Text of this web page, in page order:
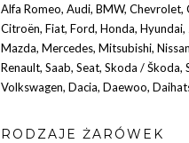
Alfa Romeo, Audi, BMW, Chevrolet,
Citroën, Fiat, Ford, Honda, Hyundai,
Mazda, Mercedes, Mitsubishi, Nissan
Renault, Saab, Seat, Skoda / Škoda,
Volkswagen, Dacia, Daewoo,
RODZAJE ŻARÓWEK